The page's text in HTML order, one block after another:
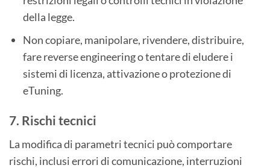
della legge.
Non copiare, manipolare, rivendere, distribuire,
fare reverse engineering o tentare di eludere i
sistemi di licenza, attivazione o protezione di
eTuning.
7. Rischi tecnici
La modifica di parametri tecnici può comportare
rischi, inclusi errori di comunicazione, interruzioni